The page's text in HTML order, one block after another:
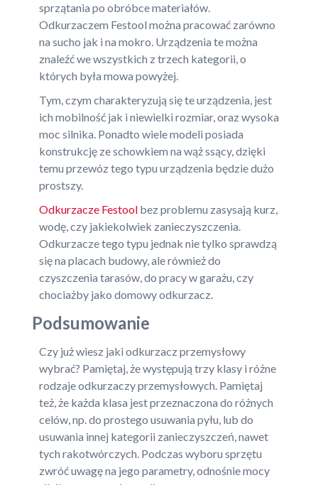
sprzątania po obróbce materiałów.
Odkurzaczem Festool można pracować zarówno
na sucho jak i na mokro. Urządzenia te można
znaleźć we wszystkich z trzech kategorii, o
których była mowa powyżej.
Tym, czym charakteryzują się te urządzenia, jest
ich mobilność jak i niewielki rozmiar, oraz wysoka
moc silnika. Ponadto wiele modeli posiada
konstrukcję ze schowkiem na wąż ssący, dzięki
temu przewóz tego typu urządzenia będzie dużo
prostszy.
Odkurzacze Festool bez problemu zasysają kurz,
wodę, czy jakiekolwiek zanieczyszczenia.
Odkurzacze tego typu jednak nie tylko sprawdzą
się na placach budowy, ale również do
czyszczenia tarasów, do pracy w garażu, czy
chociażby jako domowy odkurzacz.
Podsumowanie
Czy już wiesz jaki odkurzacz przemysłowy
wybrać? Pamiętaj, że występują trzy klasy i różne
rodzaje odkurzaczy przemysłowych. Pamiętaj
też, że każda klasa jest przeznaczona do różnych
celów, np. do prostego usuwania pyłu, lub do
usuwania innej kategorii zanieczyszczeń, nawet
tych rakotwórczych. Podczas wyboru sprzętu
zwróć uwagę na jego parametry, odnośnie mocy